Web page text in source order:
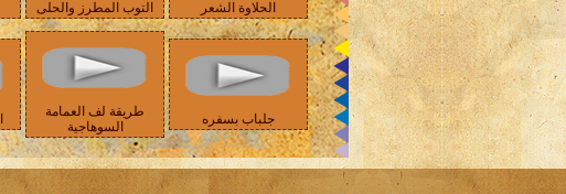
الحلاوة الشعر التوب المطرز والحلى
جلباب بسفره
طريقة لف العمامة
السوهاجية